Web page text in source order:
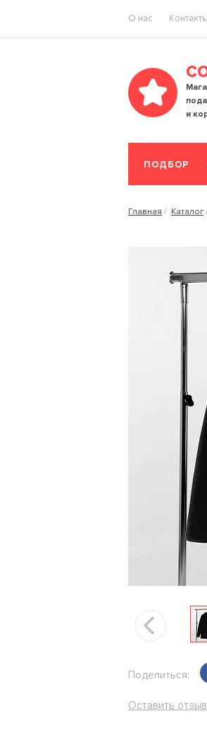
O нас Контакты
и
ПОДБОР
Главная Каталог
Поделиться:
Оставить отзыв